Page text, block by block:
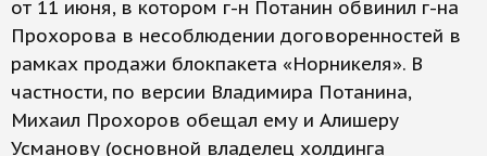
от 11 июня, в котором г-н Потанин обвинил г-на
Прохорова в несоблюдении договоренностей в
рамках продажи блокпакета «Норникеля». В
частности, по версии Владимира Потанина,
Михаил Прохоров обещал ему и Алишеру
Усманову (основной владелец холдинга